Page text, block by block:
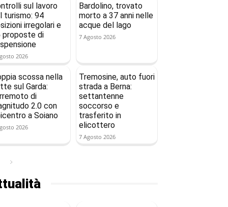
sul lavoro
turismo: 94
irregolari e
proposte di
2026
Bardolino, trovato
morto a 37 anni nelle
acque del lago
7 Agosto 2026
scossa nella
sul Garda:
di
2.0 con
a Soiano
2026
Tremosine, auto fuori
strada a Berna:
settantenne
soccorso e
trasferito in
elicottero
7 Agosto 2026